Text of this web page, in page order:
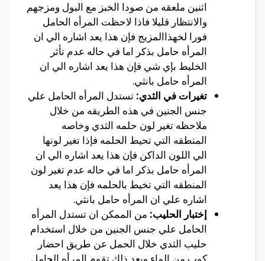
اثنين ملعقه من صودا الخبز مع البول ومزجهم
والانتظار قليلا فاذا لاحظت المرأه الحامل
فورا لخهذاالمزيج فإن هذا يعد اشاره الي ان
المرأه حامل بذكر اما في حاله عدم تأثر
الخليط بإي شي فإن هذا يعد اشاره الي ان
المرأه حامل بانثي.
تغيرات في الثدي: تستدل المرأه الحامل علي
جنس الجنين في هذه الطريقه من خلال
ملاحظه تغير لون حلمه الثدي وخاصه
المنطقه التي تحيط الحلمه فإذا تغير لونها
الي اللون الداكن فإن هذا يعد اشاره الي ان
المرأه حامل بذكر اما في حاله عدم تغير لون
المنطقه التي تخيط بالحلمه فإن هذا يعد
اشاره علي ان المرأه حامل بانثي.
إختبار الحليب: من الممكن ان تستدل المرأه
الحامل علي جنس الجنين من خلال استخدام
حليب الثدي خلال الحمل عن طريق احضار